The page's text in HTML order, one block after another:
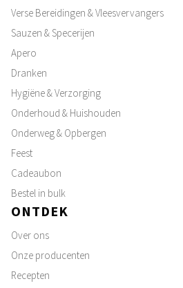
Verse Bereidingen & Vleesvervangers
Sauzen & Specerijen
Apero
Dranken
Hygiëne & Verzorging
Onderhoud & Huishouden
Onderweg & Opbergen
Feest
Cadeaubon
Bestel in bulk
ONTDEK
Over ons
Onze producenten
Recepten